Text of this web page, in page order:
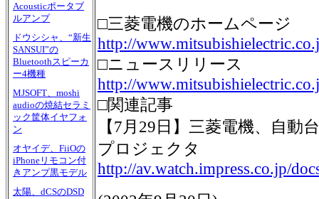
Acousticポータブ
ルアンプ
ドウシシャ、“新生
SANSUI”の
Bluetoothスピーカ
ー4機種
MJSOFT、moshi
audioの焼結セラミ
ック筐体イヤフォ
ン
オヤイデ、FiiOの
iPhoneリモコン付
きアンプ黒モデル
太陽、dCSのDSD
□三菱電機のホームページ
http://
□ニュースリリース
http://
□関連記事
【7月29日】三菱電機、自動
プロジェクタ
http://av.watch.impress.co.jp/